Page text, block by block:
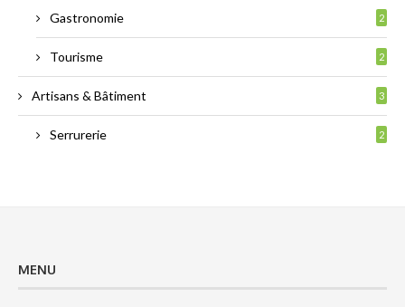
Gastronomie 2
Tourisme 2
Artisans & Bâtiment 3
Serrurerie 2
MENU